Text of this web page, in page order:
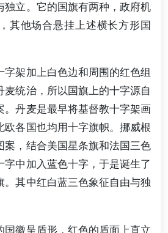
独立。它的国旗有两种，政府机
其他场合悬挂上述横长方形国
字架加上白色边和周围的红色组
麦统治，所以国旗上的十字源自
。丹麦是最早将基督教十字架画
欧各国也均用十字旗帜。挪威根
案，结合美国星条旗和法国三色
字中加入蓝色十字，于是诞生了
。其中红白蓝三色象征自由与独
国徽呈盾形，红色的盾面上直立